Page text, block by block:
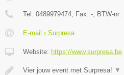
Tel: 0489979474, Fax: -, BTW-nr:
E-mail › Surpresa
Website: https://www.surpresa.be
Vier jouw event met Surpresa! ▼